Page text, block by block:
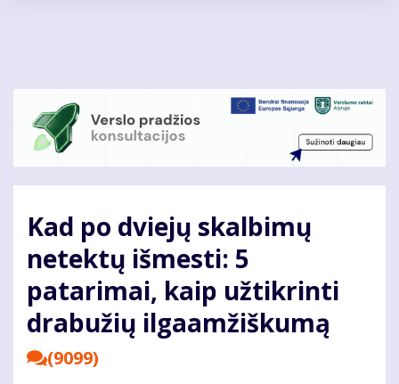
Kad po dviejų skalbimų
netektų išmesti: 5
patarimai, kaip užtikrinti
drabužių ilgaamžiškumą
(9099)